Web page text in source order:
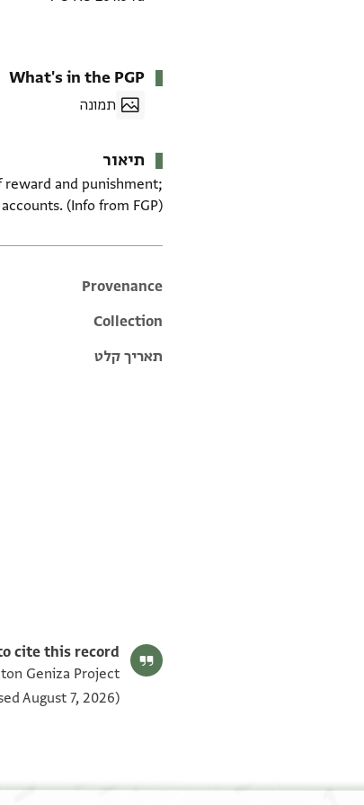
What's in the PGP
תמונה
תיאור
reward and punishment;
(Info from FGP)
metadata
Provenance
Collection
תאריך קלט
cite this record:
Geniza Project
August 7, 2026).